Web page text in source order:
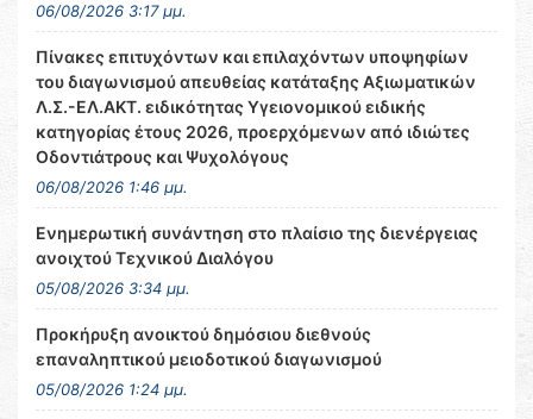
06/08/2026 3:17 μμ.
Πίνακες επιτυχόντων και επιλαχόντων υποψηφίων
του διαγωνισμού απευθείας κατάταξης Αξιωματικών
Λ.Σ.-ΕΛ.ΑΚΤ. ειδικότητας Υγειονομικού ειδικής
κατηγορίας έτους 2026, προερχόμενων από ιδιώτες
Οδοντιάτρους και Ψυχολόγους
06/08/2026 1:46 μμ.
Ενημερωτική συνάντηση στο πλαίσιο της διενέργειας
ανοιχτού Τεχνικού Διαλόγου
05/08/2026 3:34 μμ.
Προκήρυξη ανοικτού δημόσιου διεθνούς
επαναληπτικού μειοδοτικού διαγωνισμού
05/08/2026 1:24 μμ.